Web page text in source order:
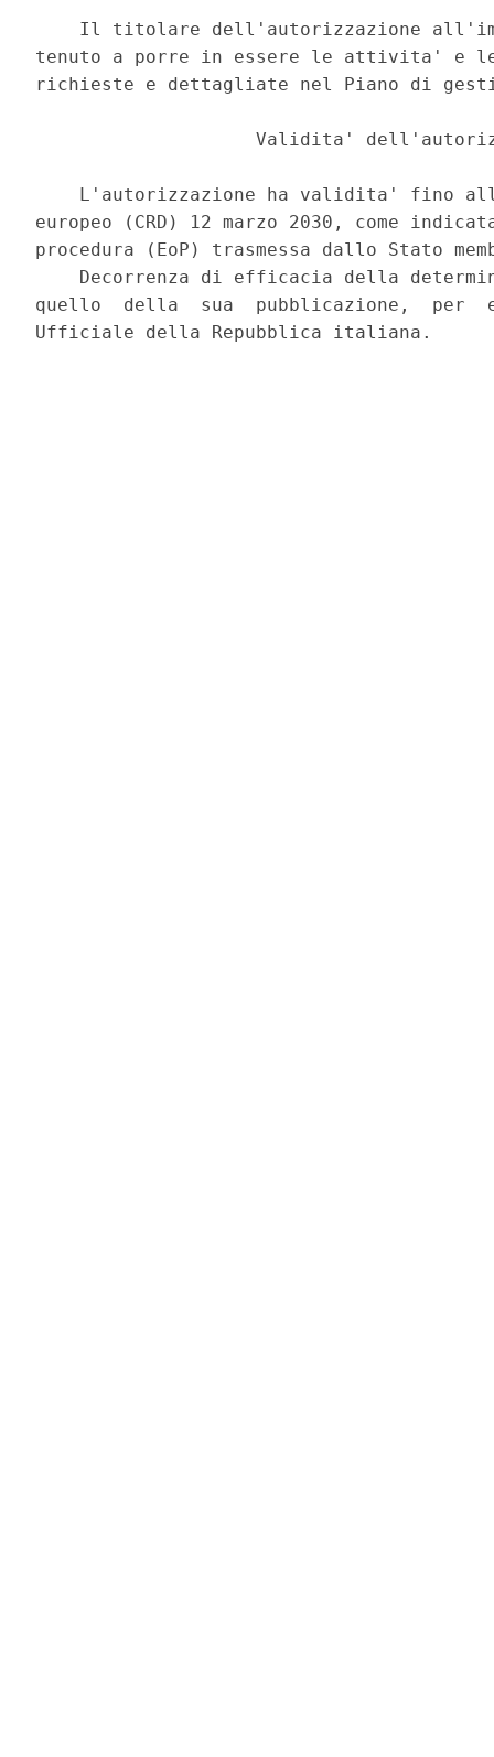
Il titolare dell'autorizzazione
tenuto a porre in essere le attivita' e
richieste e dettagliate nel Piano di
Validita'
L'autorizzazione ha validita' fino
europeo (CRD) 12 marzo 2030, come
procedura (EoP) trasmessa dallo Stato
Decorrenza di efficacia della
quello  della  sua  pubblicazione,  per